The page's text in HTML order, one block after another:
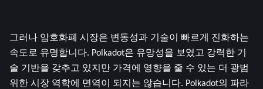
그러나 암호화폐 시장은 변동성과 기술이 빠르게 진화하는
속도로 유명합니다. Polkadot은 유망성을 보였고 강력한 기
술 기반을 갖추고 있지만 가격에 영향을 줄 수 있는 더 광범
위한 시장 역학에 면역이 되지는 않습니다. Polkadot의 파라